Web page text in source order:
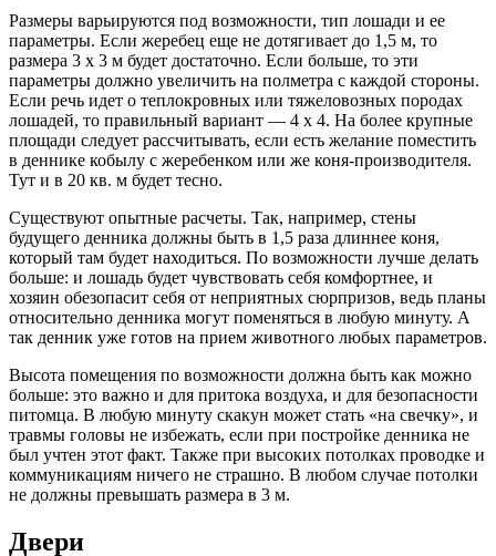
Размеры варьируются под возможности, тип лошади и ее
параметры. Если жеребец еще не дотягивает до 1,5 м, то
размера 3 х 3 м будет достаточно. Если больше, то эти
параметры должно увеличить на полметра с каждой стороны.
Если речь идет о теплокровных или тяжеловозных породах
лошадей, то правильный вариант — 4 х 4. На более крупные
площади следует рассчитывать, если есть желание поместить
в деннике кобылу с жеребенком или же коня-производителя.
Тут и в 20 кв. м будет тесно.
Существуют опытные расчеты. Так, например, стены
будущего денника должны быть в 1,5 раза длиннее коня,
который там будет находиться. По возможности лучше делать
больше: и лошадь будет чувствовать себя комфортнее, и
хозяин обезопасит себя от неприятных сюрпризов, ведь планы
относительно денника могут поменяться в любую минуту. А
так денник уже готов на прием животного любых параметров.
Высота помещения по возможности должна быть как можно
больше: это важно и для притока воздуха, и для безопасности
питомца. В любую минуту скакун может стать «на свечку», и
травмы головы не избежать, если при постройке денника не
был учтен этот факт. Также при высоких потолках проводке и
коммуникациям ничего не страшно. В любом случае потолки
не должны превышать размера в 3 м.
Двери